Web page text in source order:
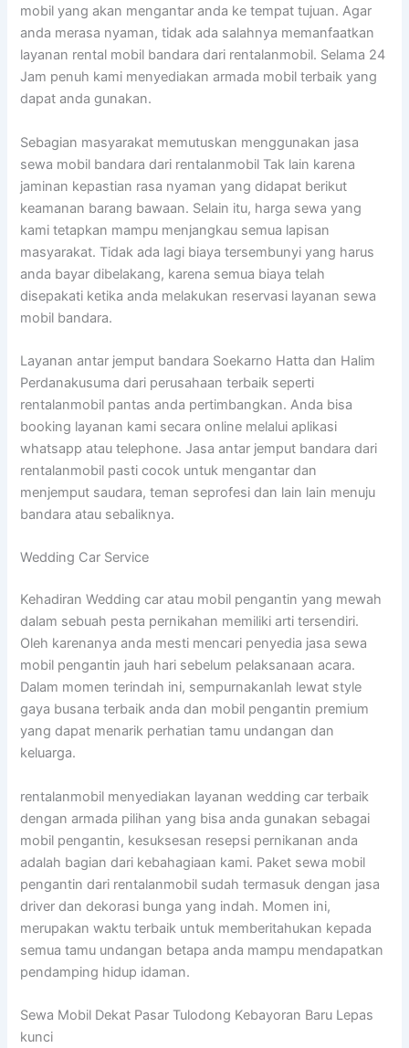
mobil yang akan mengantar anda ke tempat tujuan. Agar
anda merasa nyaman, tidak ada salahnya memanfaatkan
layanan rental mobil bandara dari rentalanmobil. Selama 24
Jam penuh kami menyediakan armada mobil terbaik yang
dapat anda gunakan.
Sebagian masyarakat memutuskan menggunakan jasa
sewa mobil bandara dari rentalanmobil Tak lain karena
jaminan kepastian rasa nyaman yang didapat berikut
keamanan barang bawaan. Selain itu, harga sewa yang
kami tetapkan mampu menjangkau semua lapisan
masyarakat. Tidak ada lagi biaya tersembunyi yang harus
anda bayar dibelakang, karena semua biaya telah
disepakati ketika anda melakukan reservasi layanan sewa
mobil bandara.
Layanan antar jemput bandara Soekarno Hatta dan Halim
Perdanakusuma dari perusahaan terbaik seperti
rentalanmobil pantas anda pertimbangkan. Anda bisa
booking layanan kami secara online melalui aplikasi
whatsapp atau telephone. Jasa antar jemput bandara dari
rentalanmobil pasti cocok untuk mengantar dan
menjemput saudara, teman seprofesi dan lain lain menuju
bandara atau sebaliknya.
Wedding Car Service
Kehadiran Wedding car atau mobil pengantin yang mewah
dalam sebuah pesta pernikahan memiliki arti tersendiri.
Oleh karenanya anda mesti mencari penyedia jasa sewa
mobil pengantin jauh hari sebelum pelaksanaan acara.
Dalam momen terindah ini, sempurnakanlah lewat style
gaya busana terbaik anda dan mobil pengantin premium
yang dapat menarik perhatian tamu undangan dan
keluarga.
rentalanmobil menyediakan layanan wedding car terbaik
dengan armada pilihan yang bisa anda gunakan sebagai
mobil pengantin, kesuksesan resepsi pernikanan anda
adalah bagian dari kebahagiaan kami. Paket sewa mobil
pengantin dari rentalanmobil sudah termasuk dengan jasa
driver dan dekorasi bunga yang indah. Momen ini,
merupakan waktu terbaik untuk memberitahukan kepada
semua tamu undangan betapa anda mampu mendapatkan
pendamping hidup idaman.
Sewa Mobil Dekat Pasar Tulodong Kebayoran Baru Lepas
kunci